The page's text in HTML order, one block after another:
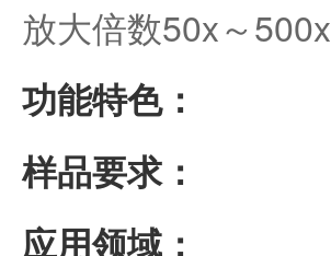
放大倍数50x～500x
功能特色：
样品要求：
应用领域：